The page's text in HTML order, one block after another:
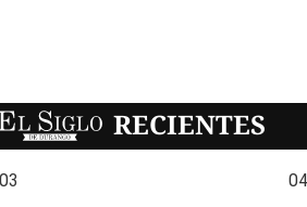
SIGLO RECIENTES